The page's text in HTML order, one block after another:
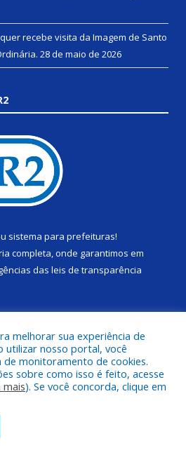
recebe visita da Imagem de Santo
28 de maio de 2026
sistema para prefeituras!
completa, onde garantimos em
das leis de transparência
a Câmara Municipal de Alenquer.
Administrativa
melhorar sua experiência de
utilizar nosso portal, você
monitoramento de cookies.
sobre como isso é feito, acesse
mais). Se você concorda, clique em